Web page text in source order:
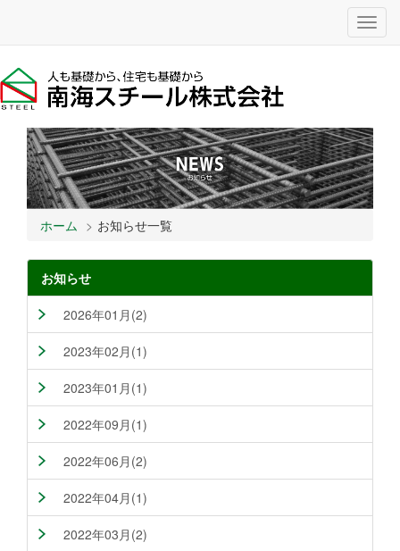
ホーム お知らせ一覧
お知らせ
2026年01月(2)
2023年02月(1)
2023年01月(1)
2022年09月(1)
2022年06月(2)
2022年04月(1)
2022年03月(2)